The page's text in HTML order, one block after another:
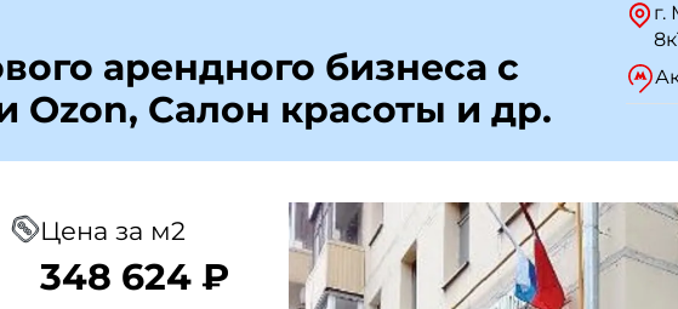
арендного бизнеса с
Ozon, Салон красоты и др.
г.
Цена за м2
348 624 ₽